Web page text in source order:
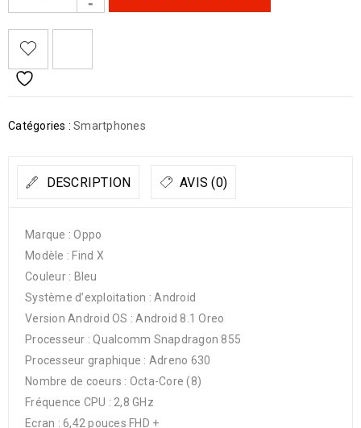
Catégories : Smartphones
DESCRIPTION AVIS (0)
Marque : Oppo
Modèle : Find X
Couleur : Bleu
Système d’exploitation : Android
Version Android OS : Android 8.1 Oreo
Processeur : Qualcomm Snapdragon 855
Processeur graphique : Adreno 630
Nombre de coeurs : Octa-Core (8)
Fréquence CPU : 2,8 GHz
Ecran : 6,42 pouces FHD +